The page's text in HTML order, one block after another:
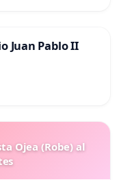
Juan Pablo II
Ojea (Robe) al